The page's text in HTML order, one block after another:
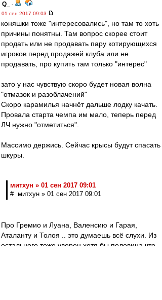
Q_
-
01 сен 2017 09:03
коняшки тоже "интересовались", но там то хоть
причины понятны. Там вопрос скорее стоит
продать или не продавать пару котирующихся
игроков перед продажей клуба или не
продавать, про купить там только "интерес"
зато у нас чувствую скоро будет новая волна
"отмазок и разоблачений"
Скоро карамилья начнёт дальше лодку качать.
Провала старта чемпа им мало, теперь перед
ЛЧ нужно "отметиться".
Массимо держись. Сейчас крысы будут спасать
шкуры.
митхун » 01 сен 2017 09:01
# митхун » 01 сен 2017 09:01
Про Гремио и Луана, Валенсию и Гарая,
Аталанту и Толоя .. это думаешь всё слухи. Из
остального тоже уверен хотя бы половина что-